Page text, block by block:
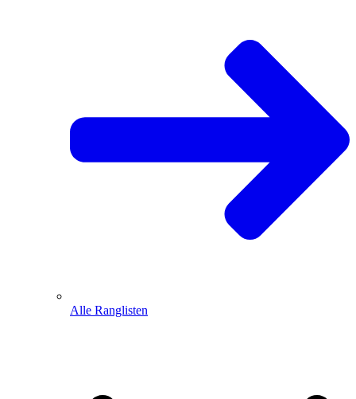
Alle Ranglisten